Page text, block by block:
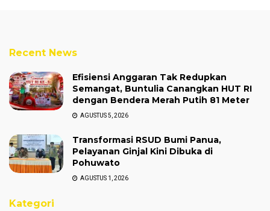
Recent News
Efisiensi Anggaran Tak Redupkan
Semangat, Buntulia Canangkan HUT RI
dengan Bendera Merah Putih 81 Meter
AGUSTUS 5, 2026
Transformasi RSUD Bumi Panua,
Pelayanan Ginjal Kini Dibuka di
Pohuwato
AGUSTUS 1, 2026
Kategori